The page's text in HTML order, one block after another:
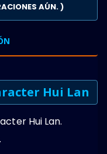
AÚN. )
Hui Lan
Hui Lan.